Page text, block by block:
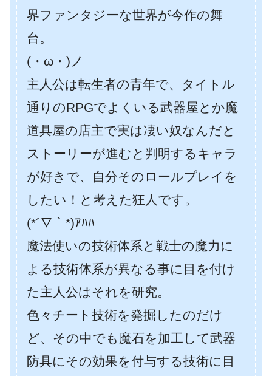
界ファンタジーな世界が今作の舞
台。
(・ω・)ノ
主人公は転生者の青年で、タイトル
通りのRPGでよくいる武器屋とか魔
道具屋の店主で実は凄い奴なんだと
ストーリーが進むと判明するキャラ
が好きで、自分そのロールプレイを
したい！と考えた狂人です。
(*´∇｀*)ｱﾊﾊ
魔法使いの技術体系と戦士の魔力に
よる技術体系が異なる事に目を付け
た主人公はそれを研究。
色々チート技術を発掘したのだけ
ど、その中でも魔石を加工して武器
防具にその効果を付与する技術に目